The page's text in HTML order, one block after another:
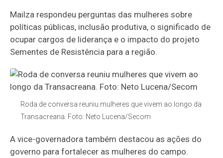
Mailza respondeu perguntas das mulheres sobre
políticas públicas, inclusão produtiva, o significado de
ocupar cargos de liderança e o impacto do projeto
Sementes de Resistência para a região.
Roda de conversa reuniu mulheres que vivem ao longo da
Transacreana. Foto: Neto Lucena/Secom
A vice-governadora também destacou as ações do
governo para fortalecer as mulheres do campo.